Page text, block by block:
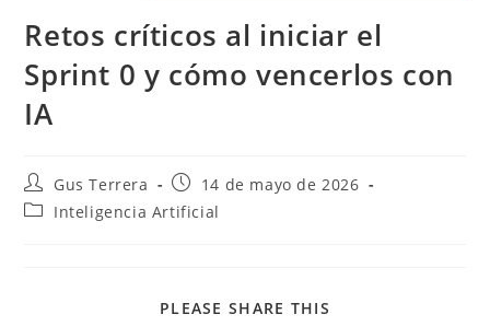
Retos críticos al iniciar el
Sprint 0 y cómo vencerlos con
IA
Gus Terrera
14 de mayo de 2026
Inteligencia Artificial
PLEASE SHARE THIS